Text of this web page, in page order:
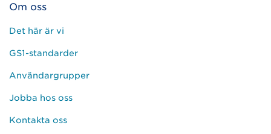
Om oss
Det här är vi
GS1-standarder
Användargrupper
Jobba hos oss
Kontakta oss